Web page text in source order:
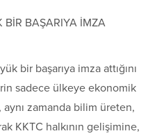
BİR BAŞARIYA İMZA
bir başarıya imza attığını
sadece ülkeye ekonomik
aynı zamanda bilim üreten,
KKTC halkının gelişimine,